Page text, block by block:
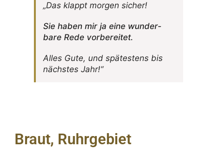
„Das klappt morgen sicher!
Sie haben mir ja eine wunder­
bare Rede vorbereitet.
Alles Gute, und spätes­tens bis
nächstes Jahr!“
Braut, Ruhrgebiet